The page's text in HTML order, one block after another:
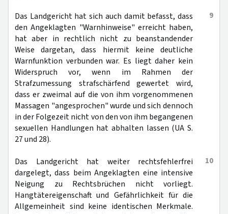
9
Das Landgericht hat sich auch damit befasst, dass
den Angeklagten "Warnhinweise" erreicht haben,
hat aber in rechtlich nicht zu beanstandender
Weise dargetan, dass hiermit keine deutliche
Warnfunktion verbunden war. Es liegt daher kein
Widerspruch vor, wenn im Rahmen der
Strafzumessung strafschärfend gewertet wird,
dass er zweimal auf die von ihm vorgenommenen
Massagen "angesprochen" wurde und sich dennoch
in der Folgezeit nicht von den von ihm begangenen
sexuellen Handlungen hat abhalten lassen (UA S.
27 und 28).
10
Das Landgericht hat weiter rechtsfehlerfrei
dargelegt, dass beim Angeklagten eine intensive
Neigung zu Rechtsbrüchen nicht vorliegt.
Hangtätereigenschaft und Gefährlichkeit für die
Allgemeinheit sind keine identischen Merkmale.